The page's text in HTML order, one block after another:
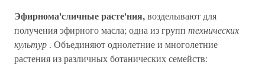
Эфирнома'сличные расте'ния,возделывают для
получения эфирного масла; одна из групп технических
культур . Объединяют однолетние и многолетние
растения из различных ботанических семейств: